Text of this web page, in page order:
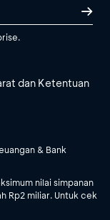
dan Ketentuan
& Bank
nilai simpanan
Rp2 miliar. Untuk cek